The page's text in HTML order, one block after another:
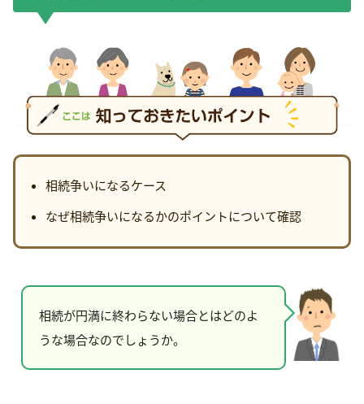
相続争いになるケース
なぜ相続争いになるかのポイントについて確認
相続が円満に終わらない場合とはどのよ
うな場合なのでしょうか。